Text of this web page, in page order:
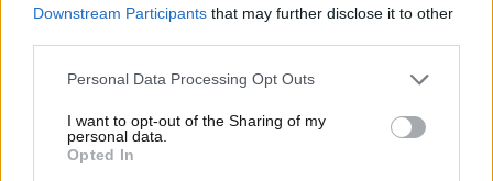
Downstream Participants that may further disclose it to other
Personal Data Processing Opt Outs
I want to opt-out of the Sharing of my
personal data.
Opted In
Oltre a bruciare calorie e a far dimagrire,andare a
camminare migliora la circolazione sanguigna e
incorrere in futuro in malattie cardiache
esperti hanno analizzato alcuni dati e ciò che è
emerso è abbastanza evidente in tal senso.